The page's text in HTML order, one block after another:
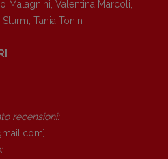
registrazione
Malagnini Valentina Marcoli
Sturm Tania Tonin
recensioni:
: